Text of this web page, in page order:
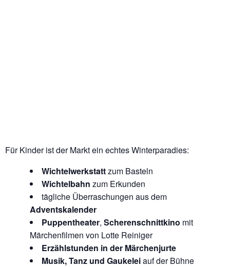
Für Kinder ist der Markt ein echtes Winterparadies:
Wichtelwerkstattzum Basteln
Wichtelbahn zum Erkunden
tägliche Überraschungen aus dem
Adventskalender
Puppentheater, Scherenschnittkino mit
Märchenfilmen von Lotte Reiniger
Erzählstunden in der Märchenjurte
Musik, Tanz und Gaukeleiauf der Bühne